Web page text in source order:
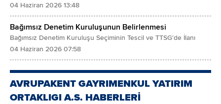
04 Haziran 2026 13:48
Bağımsız Denetim Kuruluşunun Belirlenmesi
Bağımsız Denetim Kuruluşu Seçiminin Tescil ve TTSG'de İlanı
04 Haziran 2026 07:58
AVRUPAKENT GAYRIMENKUL YATIRIM
ORTAKLIGI A.S. HABERLERİ